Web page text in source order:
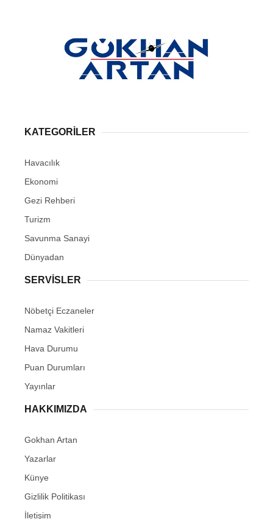
KATEGORİLER
Havacılık
Ekonomi
Gezi Rehberi
Turizm
Savunma Sanayi
Dünyadan
SERVİSLER
Nöbetçi Eczaneler
Namaz Vakitleri
Hava Durumu
Puan Durumları
Yayınlar
HAKKIMIZDA
Gokhan Artan
Yazarlar
Künye
Gizlilik Politikası
İletişim